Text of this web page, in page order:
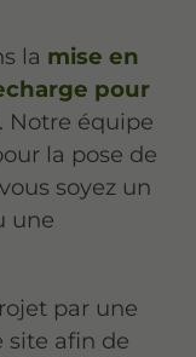
la mise en
pour
Notre équipe
la pose de
soyez un
une
par une
site afin de